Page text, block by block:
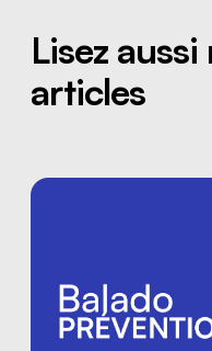
Lisez
articles